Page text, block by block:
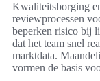
Kwaliteitsborging
reviewprocessen
beperken risico bij
dat het team snel
marktdata.
vormen de basis